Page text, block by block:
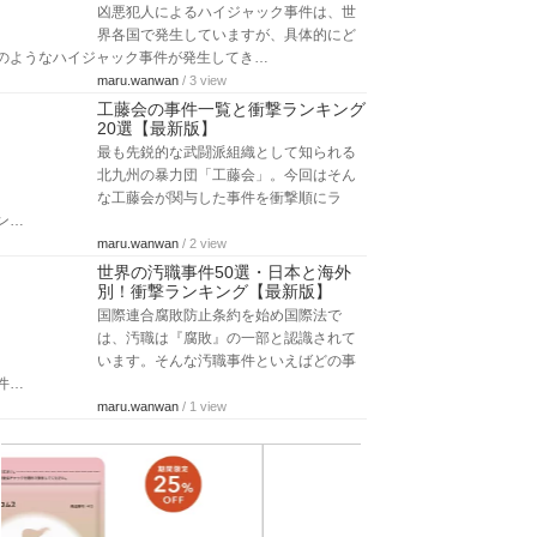
凶悪犯人によるハイジャック事件は、世
界各国で発生していますが、具体的にど
ようなハイジャック事件が発生してき…
maru.wanwan / 3 view
工藤会の事件一覧と衝撃ランキング
20選【最新版】
最も先鋭的な武闘派組織として知られる
北九州の暴力団「工藤会」。今回はそん
な工藤会が関与した事件を衝撃順にラ
…
maru.wanwan / 2 view
世界の汚職事件50選・日本と海外
別！衝撃ランキング【最新版】
国際連合腐敗防止条約を始め国際法で
は、汚職は『腐敗』の一部と認識されて
います。そんな汚職事件といえばどの事
…
maru.wanwan / 1 view